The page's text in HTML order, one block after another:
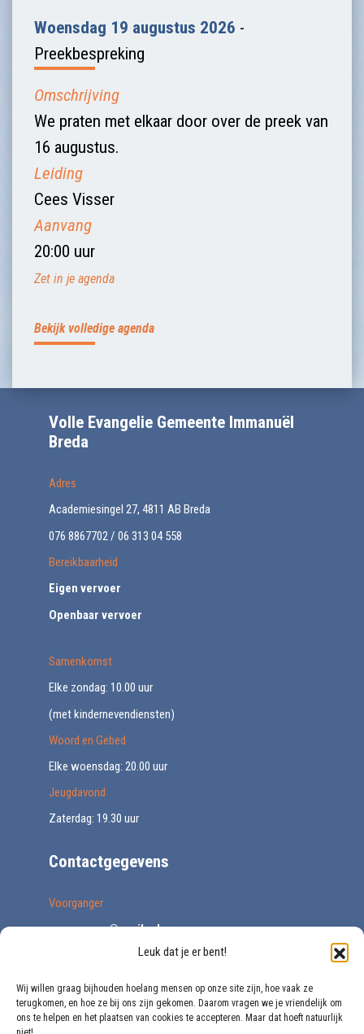
Leuk dat je er bent!
Wij willen graag bijhouden hoelang mensen op onze site zijn, hoe vaak ze
terugkomen, en hoe ze bij ons zijn gekomen. Daarom vragen we je vriendelijk om
ons te helpen en het plaatsen van cookies te accepteren. Maar dat hoeft natuurlijk
Zet in je agenda
Woensdag 19 augustus 2026 -
Preekbespreking
Omschrijving
We praten met elkaar door over de preek van
16 augustus.
Leiding
Cees Visser
Aanvang
20:00 uur
Bekijk volledige agenda
Volle Evangelie Gemeente Immanuël
Breda
Adres
Academiesingel 27, 4811 AB Breda
076 8867702 / 06 313 04 558
Bereikbaarheid
Eigen vervoer
Openbaar vervoer
Samenkomst
Elke zondag: 10.00 uur
(met kindernevendiensten)
Woord en Gebed
Elke woensdag: 20.00 uur
Jeugdavond
Zaterdag: 19.30 uur
Contactgegevens
Voorganger
voorganger@vegib.nl
Secretariaat
secretariaat@vegib.nl